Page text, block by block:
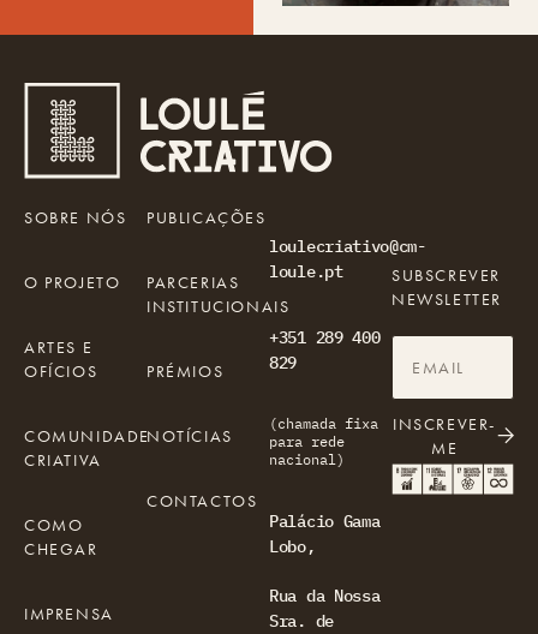
loulecriativo@cm-
loule.pt
+351 289 400
829
(chamada fixa
para rede
nacional)
Palácio Gama
Lobo,
Rua da Nossa
Sra. de
SOBRE NÓS
O PROJETO
ARTES E
OFÍCIOS
COMUNIDADE
CRIATIVA
COMO
CHEGAR
IMPRENSA
PUBLICAÇÕES
PARCERIAS
INSTITUCIONAIS
PRÉMIOS
NOTÍCIAS
CONTACTOS
SUBSCREVER
NEWSLETTER
INSCREVER-
ME